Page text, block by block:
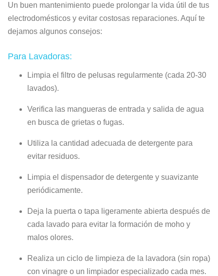
Un buen mantenimiento puede prolongar la vida útil de tus
electrodomésticos y evitar costosas reparaciones. Aquí te
dejamos algunos consejos:
Para Lavadoras:
Limpia el filtro de pelusas regularmente (cada 20-30
lavados).
Verifica las mangueras de entrada y salida de agua
en busca de grietas o fugas.
Utiliza la cantidad adecuada de detergente para
evitar residuos.
Limpia el dispensador de detergente y suavizante
periódicamente.
Deja la puerta o tapa ligeramente abierta después de
cada lavado para evitar la formación de moho y
malos olores.
Realiza un ciclo de limpieza de la lavadora (sin ropa)
con vinagre o un limpiador especializado cada mes.